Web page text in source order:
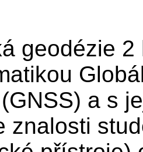
geodézie
a s
znalosti